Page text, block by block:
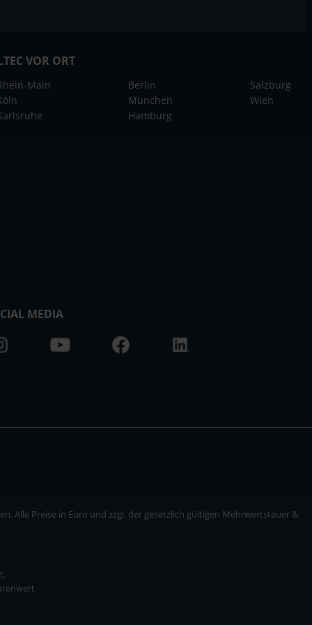
VOR ORT
Main
Berlin
München
Hamburg
Salzburg
Wien
MEDIA
Alle Preise in Euro und zzgl. der gesetzlich gültigen Mehrwertsteuer &